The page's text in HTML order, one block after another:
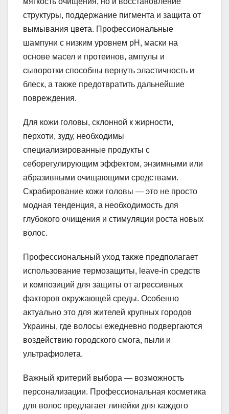
структуры, поддержание пигмента и защита от
вымывания цвета. Профессиональные
шампуни с низким уровнем pH, маски на
основе масел и протеинов, ампулы и
сыворотки способны вернуть эластичность и
блеск, а также предотвратить дальнейшие
повреждения.
Для кожи головы, склонной к жирности,
перхоти, зуду, необходимы
специализированные продукты с
себорегулирующим эффектом, энзимными или
абразивными очищающими средствами.
Скрабирование кожи головы — это не просто
модная тенденция, а необходимость для
глубокого очищения и стимуляции роста новых
волос.
Профессиональный уход также предполагает
использование термозащиты, leave-in средств
и композиций для защиты от агрессивных
факторов окружающей среды. Особенно
актуально это для жителей крупных городов
Украины, где волосы ежедневно подвергаются
воздействию городского смога, пыли и
ультрафиолета.
Важный критерий выбора — возможность
персонализации. Профессиональная косметика
для волос предлагает линейки для каждого